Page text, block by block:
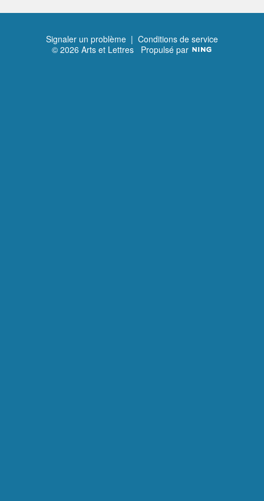
Signaler un problème | Conditions de service
© 2026 Arts et Lettres Propulsé par